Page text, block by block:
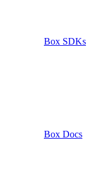
Box SDKs
Box Docs